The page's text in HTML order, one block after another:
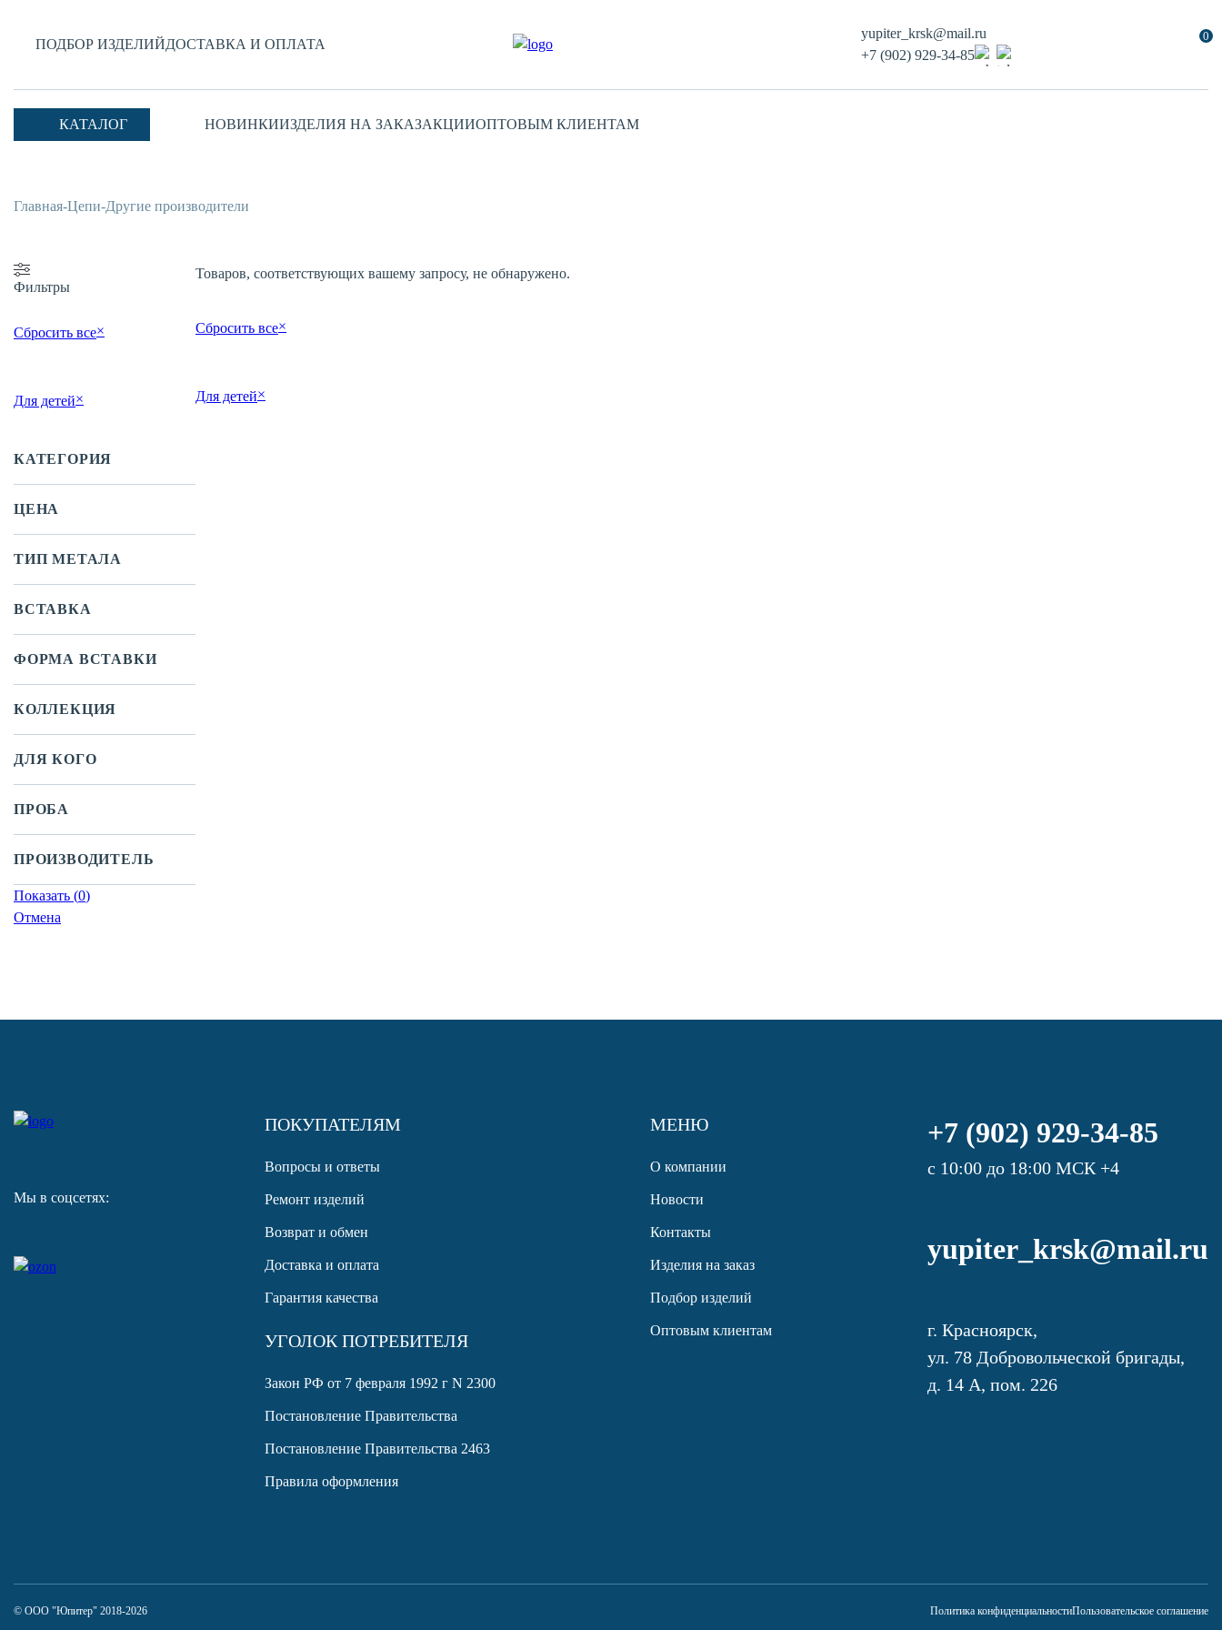
ПОДБОР ИЗДЕЛИЙДОСТАВКА И ОПЛАТА
yupiter_krsk@mail.ru
+7 (902) 929-34-85
0
КАТАЛОГ НОВИНКИИЗДЕЛИЯ НА ЗАКАЗАКЦИИОПТОВЫМ КЛИЕНТАМ
Главная-Цепи-Другие производители
Фильтры
Сбросить все×
Для детей×
КАТЕГОРИЯ
ЦЕНА
ТИП МЕТАЛА
ВСТАВКА
ФОРМА ВСТАВКИ
КОЛЛЕКЦИЯ
ДЛЯ КОГО
ПРОБА
ПРОИЗВОДИТЕЛЬ
Показать (0)
Отмена
Товаров, соответствующих вашему запросу, не обнаружено.
Сбросить все×
Для детей×
Мы в соцсетях:
ПОКУПАТЕЛЯМ
Вопросы и ответы
Ремонт изделий
Возврат и обмен
Доставка и оплата
Гарантия качества
УГОЛОК ПОТРЕБИТЕЛЯ
Закон РФ от 7 февраля 1992 г N 2300
Постановление Правительства
Постановление Правительства 2463
Правила оформления
МЕНЮ
О компании
Новости
Контакты
Изделия на заказ
Подбор изделий
Оптовым клиентам
+7 (902) 929-34-85
с 10:00 до 18:00 МСК +4
yupiter_krsk@mail.ru
г. Красноярск,
ул. 78 Добровольческой бригады,
д. 14 А, пом. 226
© ООО "Юпитер" 2018-2026 Политика конфиденциальностиПользовательское соглашение